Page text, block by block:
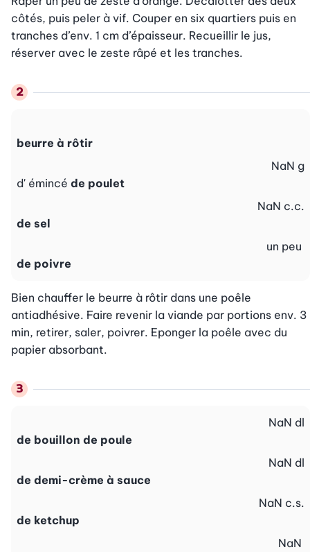
côtés, puis peler à vif. Couper en six quartiers puis en
tranches d’env. 1 cm d’épaisseur. Recueillir le jus,
réserver avec le zeste râpé et les tranches.
beurre à rôtir
d' émincé de poulet
NaN g
de sel
NaN c.c.
de poivre
un peu
Bien chauffer le beurre à rôtir dans une poêle
antiadhésive. Faire revenir la viande par portions env. 3
min, retirer, saler, poivrer. Eponger la poêle avec du
papier absorbant.
de bouillon de poule
NaN dl
de demi-crème à sauce
NaN dl
de ketchup
NaN c.s.
NaN